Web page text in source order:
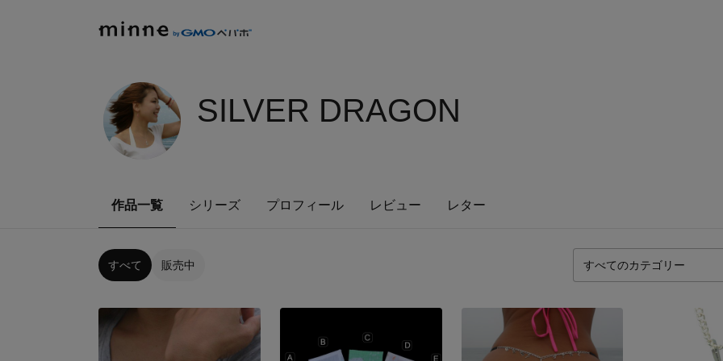
SILVER DRAGON
作品一覧 シリーズ プロフィール レビュー レター
すべて 販売中